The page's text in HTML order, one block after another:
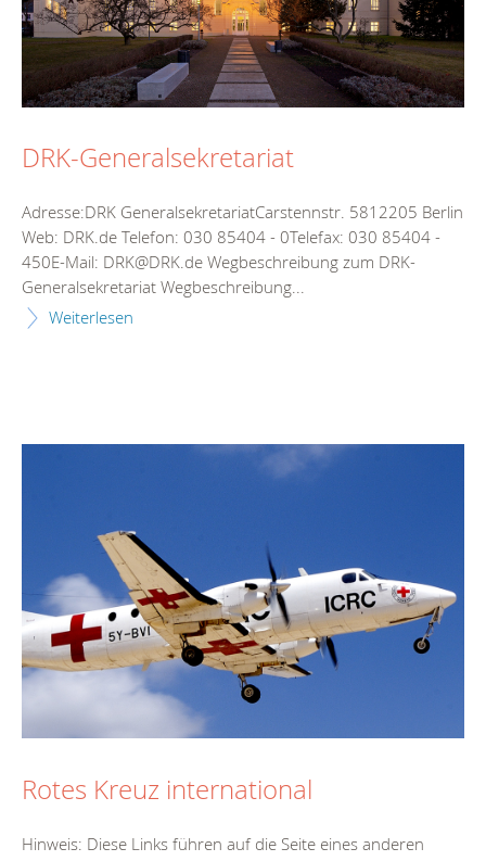
DRK-Generalsekretariat
Adresse:DRK GeneralsekretariatCarstennstr. 5812205 Berlin
Web: DRK.de Telefon: 030 85404 - 0Telefax: 030 85404 -
450E-Mail: DRK@DRK.de Wegbeschreibung zum DRK-
Generalsekretariat Wegbeschreibung...
Weiterlesen
Rotes Kreuz international
Hinweis: Diese Links führen auf die Seite eines anderen